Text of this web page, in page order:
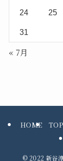
24 25
31
« 7月
HOME
© 2022 新谷